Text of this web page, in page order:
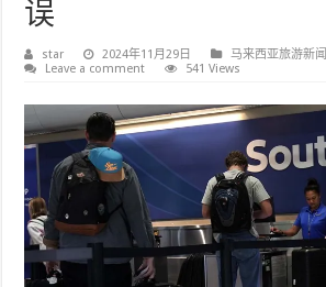
误
star 2024年11月29日
马来西亚旅游新闻
Leave a comment
541 Views